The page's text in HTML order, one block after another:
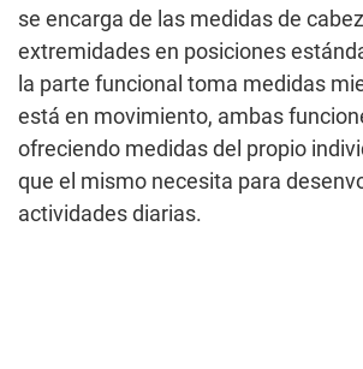
se encarga de las medidas de
extremidades en posiciones
la parte funcional toma medidas
está en movimiento, ambas
ofreciendo medidas del propio
que el mismo necesita para
actividades diarias.